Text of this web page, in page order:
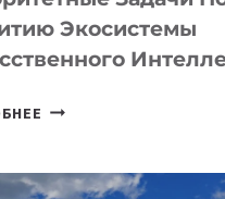
Экосистемы
В
ПРИОРИТЕТНЫЕ